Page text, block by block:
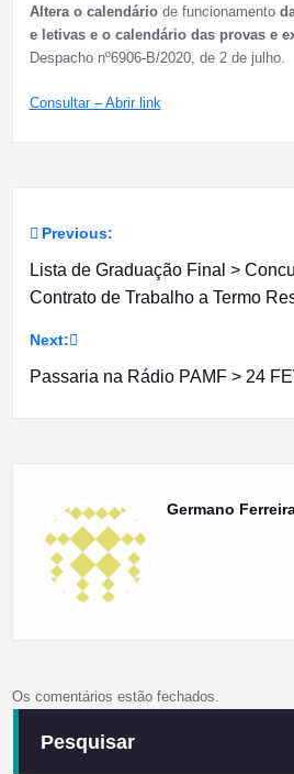
Altera o calendáriode funcionamento
e letivas e o calendário das provas e
Despacho nº6906-B/2020, de 2 de julho.
Consultar – Abrir link
Navegação
de
artigos
Previous:
Lista de Graduação Final >
Contrato de Trabalho a Termo
Next:
Passaria na Rádio PAMF > 24
Germano
Os comentários estão fechados.
Pesquisar